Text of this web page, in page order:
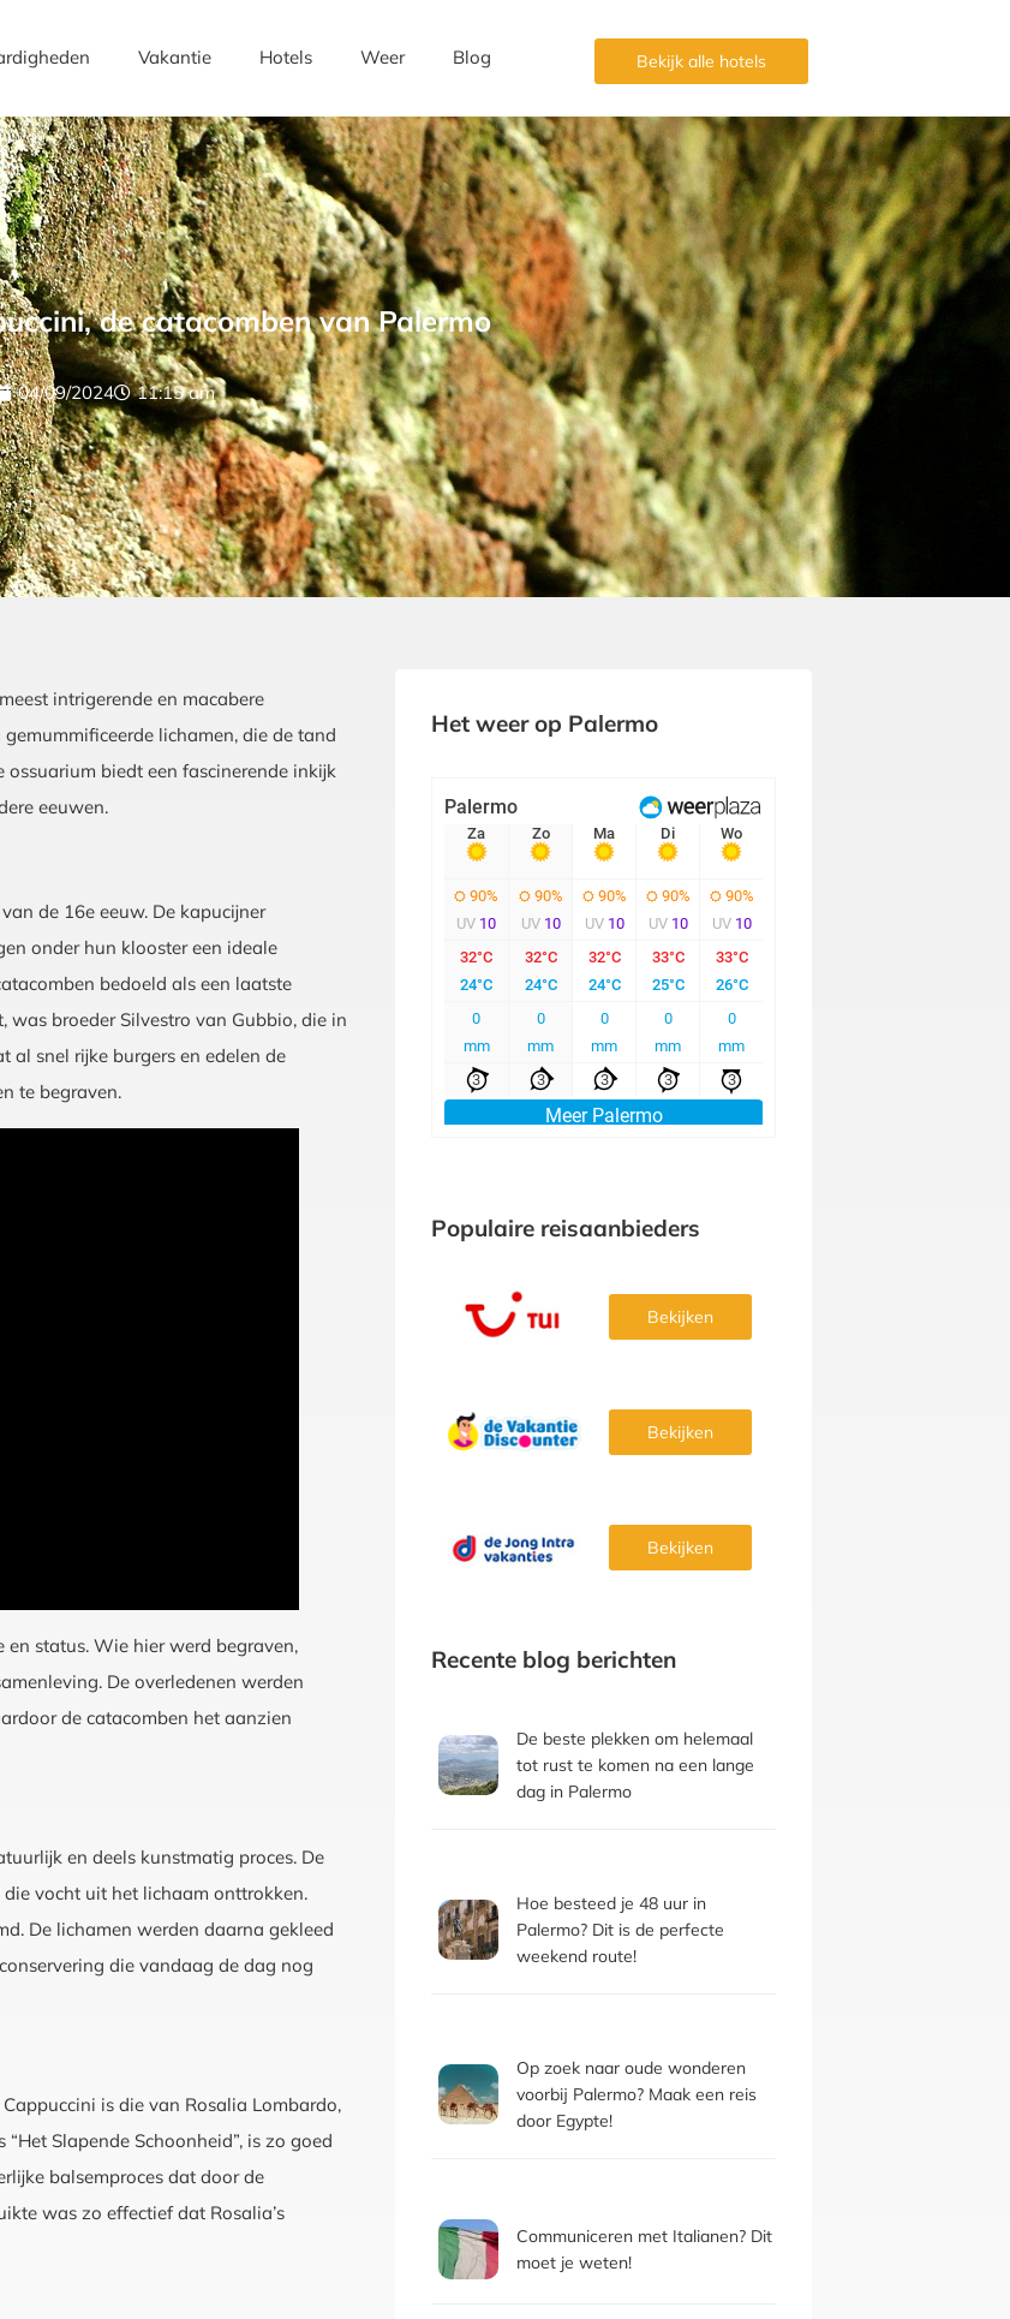
Vakantie Hotels Weer Blog Bekijk alle hotels
de catacomben van Palermo
04/09/2024 11:15 am
intrigerende en macabere
lichamen, die de tand
biedt een fascinerende inkijk
eeuwen.
de 16e eeuw. De kapucijner
onder hun klooster een ideale
bedoeld als een laatste
was broeder Silvestro van Gubbio, die in
al snel rijke burgers en edelen de
te begraven.
status. Wie hier werd begraven,
De overledenen werden
de catacomben het aanzien
en deels kunstmatig proces. De
vocht uit het lichaam onttrokken.
De lichamen werden daarna gekleed
die vandaag de dag nog
is die van Rosalia Lombardo,
Slapende Schoonheid”, is zo goed
balsemproces dat door de
was zo effectief dat Rosalia’s
Het weer op Palermo
Populaire reisaanbieders
Bekijken
Bekijken
Bekijken
Recente blog berichten
De beste plekken om helemaal
tot rust te komen na een lange
dag in Palermo
Hoe besteed je 48 uur in
Palermo? Dit is de perfecte
weekend route!
Op zoek naar oude wonderen
voorbij Palermo? Maak een reis
door Egypte!
Communiceren met Italianen? Dit
moet je weten!